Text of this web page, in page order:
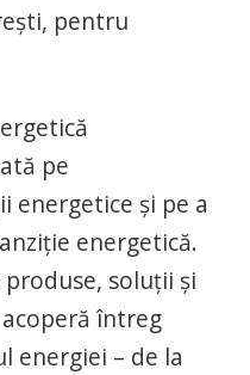
pentru
pe
energetice și pe a
energetică.
soluții și
întreg
energiei – de la